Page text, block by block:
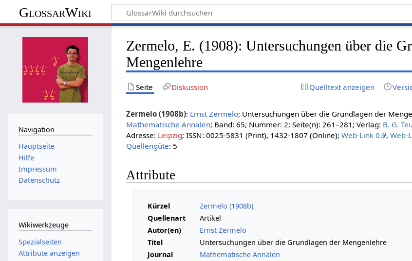
GlossarWiki
Zermelo, E. (1908): Untersuchungen über die
Mengenlehre
Seite Diskussion Quelltext anzeigen
Zermelo (1908b): Ernst Zermelo; Untersuchungen über die Grundlagen der
Mathematische Annalen; Band: 65; Nummer: 2; Seite(n): 261–281; Verlag: B. G.
Adresse: Leipzig; ISSN: 0025-5831 (Print), 1432-1807 (Online);Web-Link 0 ,Web-
Quellengüte: 5
Attribute
Kürzel
Zermelo (1908b)
Quellenart
Artikel
Autor(en)
Ernst Zermelo
Titel
Untersuchungen über die Grundlagen der Mengenlehre
Journal
Mathematische Annalen
Navigation
Hauptseite
Hilfe
Impressum
Datenschutz
Wikiwerkzeuge
Spezialseiten
Attribute anzeigen